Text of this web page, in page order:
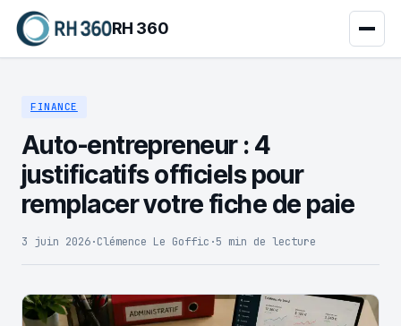
RH 360
FINANCE
Auto-entrepreneur : 4
justificatifs officiels pour
remplacer votre fiche de paie
3 juin 2026·Clémence Le Goffic ·5 min de lecture